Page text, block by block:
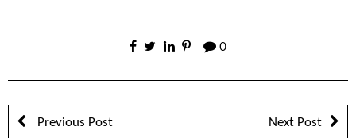
0
Previous Post Next Post